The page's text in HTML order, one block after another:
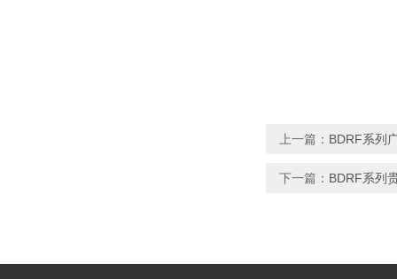
上一篇： BDRF系列
下一篇： BDRF系列